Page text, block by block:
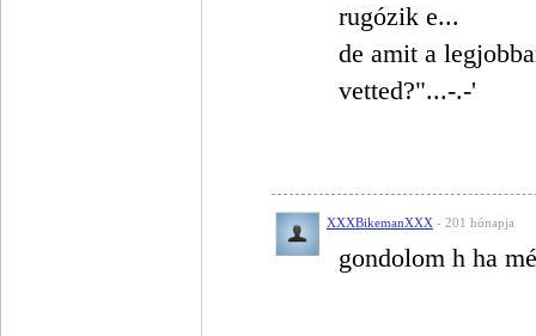
rugózik e...
de amit a
vetted?"...-.-'
XXXBikemanXXX - 201 hónapja
gondolom h ha